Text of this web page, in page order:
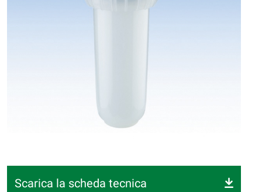
Scarica la scheda tecnica